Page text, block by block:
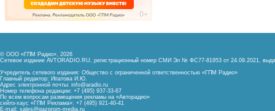
© ООО «ГПМ Радио», 2026
Сетевое издание AVTORADIO.RU, регистрационный номер СМИ Эл № ФС77-81953 от 24.09.2021,
Учредитель сетевого издания: Общество с ограниченной ответственностью «ГПМ Радио»
Главный редактор: Ипатова И.Ю.
Адрес электронной почты: info@aradio.ru
Номер телефона редакции: +7 (495) 937-33-67
По всем вопросам размещения рекламы на «Авторадио»
сейлз-хаус «ГПМ Реклама»: +7 (495) 921-40-41
E-mail: sales@gazprom-media.ru